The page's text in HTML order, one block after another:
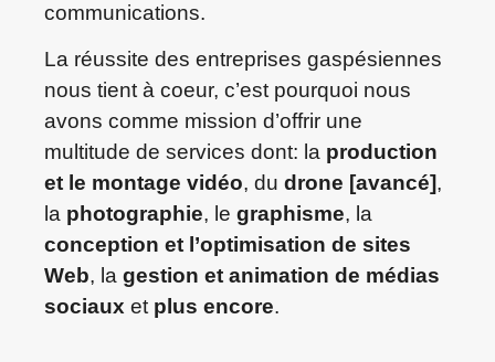
communications.
La réussite des entreprises gaspésiennes
nous tient à coeur, c’est pourquoi nous
avons comme mission d’offrir une
multitude de services dont: la production
et le montage vidéo, du drone [avancé],
la photographie, le graphisme, la
conception et l’optimisation de sites
Web, la gestion et animation de médias
sociaux et plus encore.